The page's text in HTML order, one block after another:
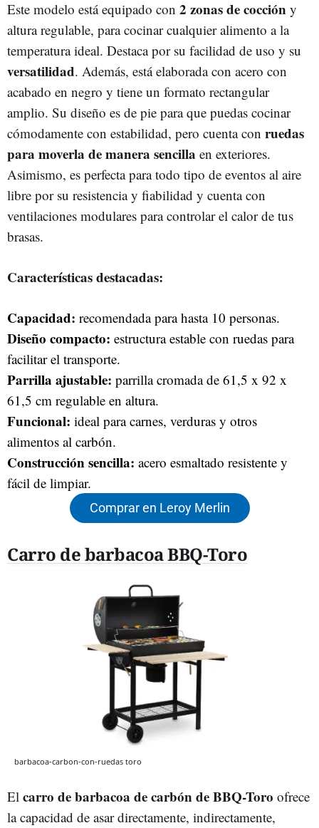
Este modelo está equipado con 2 zonas de cocción y
altura regulable, para cocinar cualquier alimento a la
temperatura ideal. Destaca por su facilidad de uso y su
versatilidad. Además, está elaborada con acero con
acabado en negro y tiene un formato rectangular
amplio. Su diseño es de pie para que puedas cocinar
cómodamente con estabilidad, pero cuenta con ruedas
para moverla de manera sencilla en exteriores.
Asimismo, es perfecta para todo tipo de eventos al aire
libre por su resistencia y fiabilidad y cuenta con
ventilaciones modulares para controlar el calor de tus
brasas.
Características destacadas:
Capacidad: recomendada para hasta 10 personas.
Diseño compacto: estructura estable con ruedas para
facilitar el transporte.
Parrilla ajustable: parrilla cromada de 61,5 x 92 x
61,5 cm regulable en altura.
Funcional: ideal para carnes, verduras y otros
alimentos al carbón.
Construcción sencilla: acero esmaltado resistente y
fácil de limpiar.
Comprar en Leroy Merlin
Carro de barbacoa BBQ-Toro
barbacoa-carbon-con-ruedas toro
El carro de barbacoa de carbón de BBQ-Toro ofrece
la capacidad de asar directamente, indirectamente,